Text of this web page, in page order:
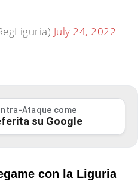
July 24, 2022
Ataque come
su Google
con la Liguria